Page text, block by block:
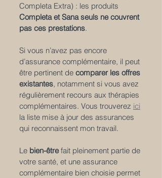
Completa Extra) : les produits
Completa et Sana seuls ne couvrent
pas ces prestations.
Si vous n’avez pas encore
d’assurance complémentaire, il peut
être pertinent de comparer les offres
existantes, notamment si vous avez
régulièrement recours aux thérapies
complémentaires. Vous trouverez ici
la liste mise à jour des assurances
qui reconnaissent mon travail.
Le bien-être fait pleinement partie de
votre santé, et une assurance
complémentaire bien choisie permet